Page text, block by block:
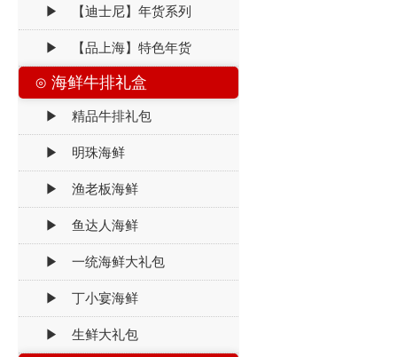
▶ 【迪士尼】年货系列
▶ 【品上海】特色年货
⊙ 海鲜牛排礼盒
▶ 精品牛排礼包
▶ 明珠海鲜
▶ 渔老板海鲜
▶ 鱼达人海鲜
▶ 一统海鲜大礼包
▶ 丁小宴海鲜
▶ 生鲜大礼包